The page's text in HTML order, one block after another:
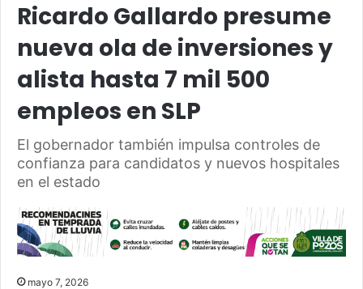
Ricardo Gallardo presume
nueva ola de inversiones y
alista hasta 7 mil 500
empleos en SLP
El gobernador también impulsa controles de
confianza para candidatos y nuevos hospitales
en el estado
mayo 7, 2026